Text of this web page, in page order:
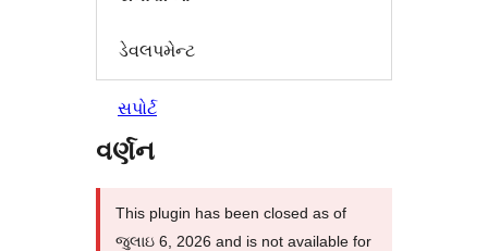
ડેવલપમેન્ટ
સપોર્ટ
વર્ણન
This plugin has been closed as of
જુલાઇ 6, 2026 and is not available for